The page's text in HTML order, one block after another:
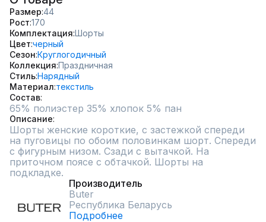
Размер 44
Рост 170
Комплектация Шорты
Цвет черный
Сезон Круглогодичный
Коллекция Праздничная
СтильНарядный
Материал текстиль
Состав
65% полиэстер 35% хлопок 5% пан
Описание
Шорты женские короткие, с застежкой спереди
на пуговицы по обоим половинкам шорт. Спереди
с фигурным низом. Сзади с вытачкой. На
приточном поясе с обтачкой. Шорты на
подкладке.
Производитель
Butеr
Республика Беларусь
Подробнее